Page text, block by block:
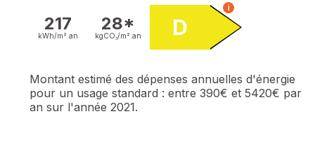
217
kWh/m². an
28*
kgCO₂/m². an D
i
Montant estimé des dépenses annuelles d'énergie
pour un usage standard : entre 390€ et 5420€ par
an sur l'année 2021.